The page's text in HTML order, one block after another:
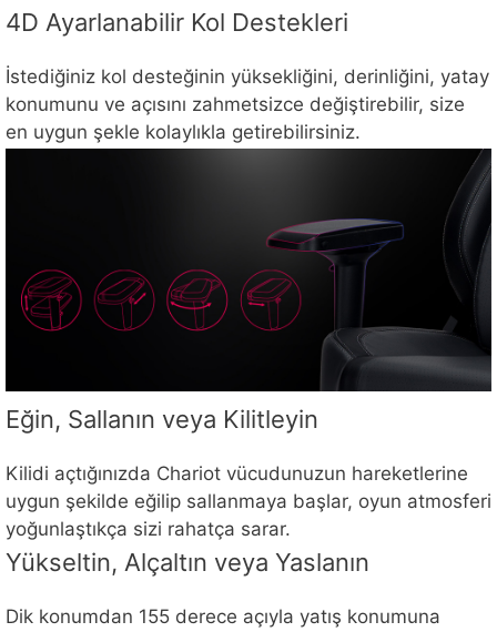
4D Ayarlanabilir Kol Destekleri
İstediğiniz kol desteğinin yüksekliğini, derinliğini, yatay
konumunu ve açısını zahmetsizce değiştirebilir, size
en uygun şekle kolaylıkla getirebilirsiniz.
Eğin, Sallanın veya Kilitleyin
Kilidi açtığınızda Chariot vücudunuzun hareketlerine
uygun şekilde eğilip sallanmaya başlar, oyun atmosferi
yoğunlaştıkça sizi rahatça sarar.
Yükseltin, Alçaltın veya Yaslanın
Dik konumdan 155 derece açıyla yatış konumuna